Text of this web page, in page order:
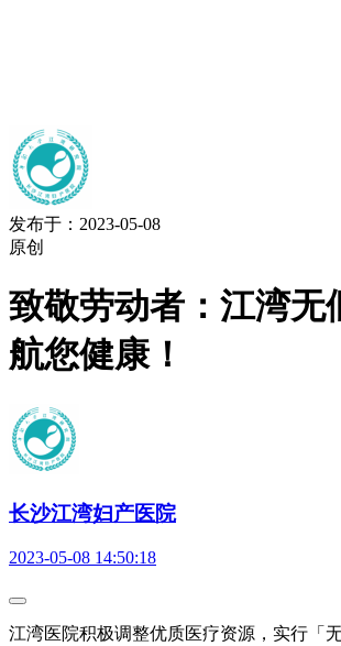
发布于：2023-05-08
原创
致敬劳动者：江湾无
航您健康！
长沙江湾妇产医院
2023-05-08 14:50:18
江湾医院积极调整优质医疗资源，实行「